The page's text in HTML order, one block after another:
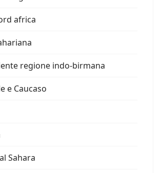
africa
regione indo-birmana
e Caucaso
Sahara